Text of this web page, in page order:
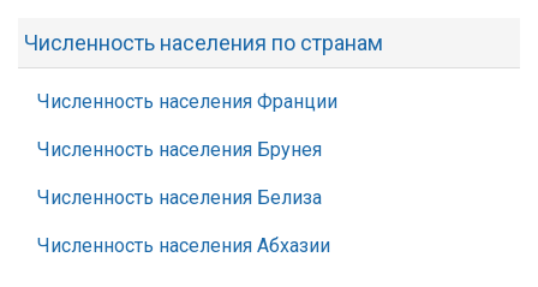
Численность населения по странам
Численность населения Франции
Численность населения Брунея
Численность населения Белиза
Численность населения Абхазии